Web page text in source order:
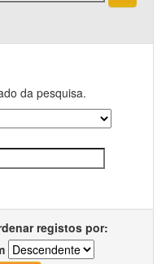
da pesquisa.
registos por: